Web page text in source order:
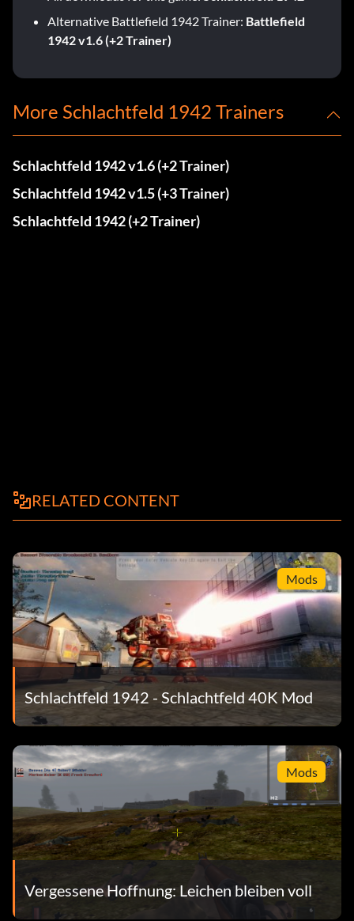
Alternative Battlefield 1942 Trainer: Battlefield
1942 v1.6 (+2 Trainer)
More Schlachtfeld 1942 Trainers
Schlachtfeld 1942 v1.6 (+2 Trainer)
Schlachtfeld 1942 v1.5 (+3 Trainer)
Schlachtfeld 1942 (+2 Trainer)
RELATED CONTENT
Mods
Schlachtfeld 1942 - Schlachtfeld 40K Mod
Mods
Vergessene Hoffnung: Leichen bleiben voll